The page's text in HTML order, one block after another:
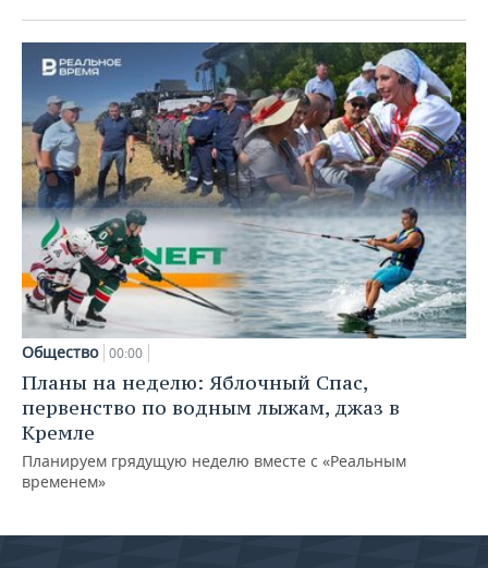
Общество 00:00
Планы на неделю: Яблочный Спас,
первенство по водным лыжам, джаз в
Кремле
Планируем грядущую неделю вместе с «Реальным
временем»